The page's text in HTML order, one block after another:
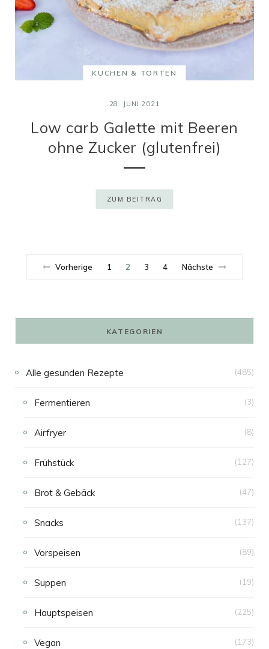
KUCHEN & TORTEN
28. JUNI 2021
Low carb Galette mit Beeren
ohne Zucker (glutenfrei)
ZUM BEITRAG
Vorherige 1 2 3 4 Nächste
KATEGORIEN
Alle gesunden Rezepte (485)
Fermentieren (3)
Airfryer (8)
Frühstück (127)
Brot & Gebäck (47)
Snacks (137)
Vorspeisen (89)
Suppen (19)
Hauptspeisen (225)
Vegan (173)